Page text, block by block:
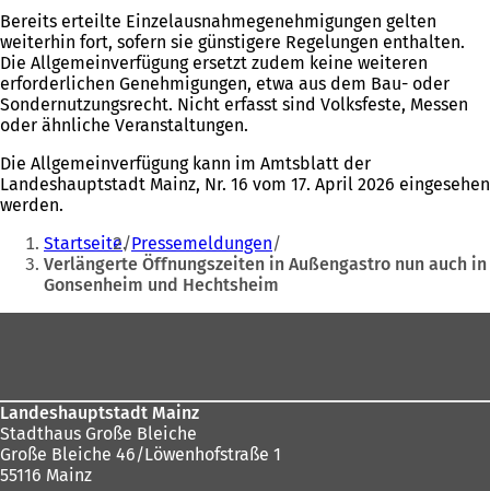
Bereits erteilte Einzelausnahmegenehmigungen gelten
weiterhin fort, sofern sie günstigere Regelungen enthalten.
Die Allgemeinverfügung ersetzt zudem keine weiteren
erforderlichen Genehmigungen, etwa aus dem Bau- oder
Sondernutzungsrecht. Nicht erfasst sind Volksfeste, Messen
oder ähnliche Veranstaltungen.
Die Allgemeinverfügung kann im Amtsblatt der
Landeshauptstadt Mainz, Nr. 16 vom 17. April 2026 eingesehen
werden.
Sie
befinden
sich
hier:
Startseite Pressemeldungen
Verlängerte Öffnungszeiten in Außengastro nun auch in
Gonsenheim und Hechtsheim
Landeshauptstadt Mainz
Stadthaus Große Bleiche
Große Bleiche 46/Löwenhofstraße 1
55116 Mainz